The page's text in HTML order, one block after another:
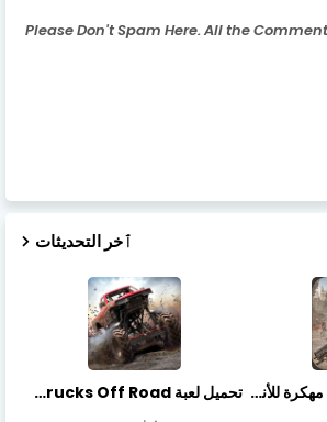
* Please Don't Spam Here. All the
ٱخر التحديثات
تحميل لعبة Undawn مهكرة للأندرويد أخر إصدار | تحميل مباشر + موارد غير محدودة تحميل لعبة Trucks Off Road مهكرة اخر اصدار